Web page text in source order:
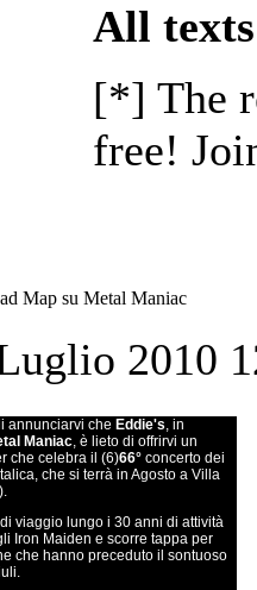
All
[*] The
free!
Map su Metal Maniac
2010
annunciarvi che Eddie's, in
Maniac, è lieto di offrirvi un
che celebra il (6)66° concerto dei
che si terrà in Agosto a Villa
di viaggio lungo i 30 anni di attività
Iron Maiden e scorre tappa per
che hanno preceduto il sontuoso